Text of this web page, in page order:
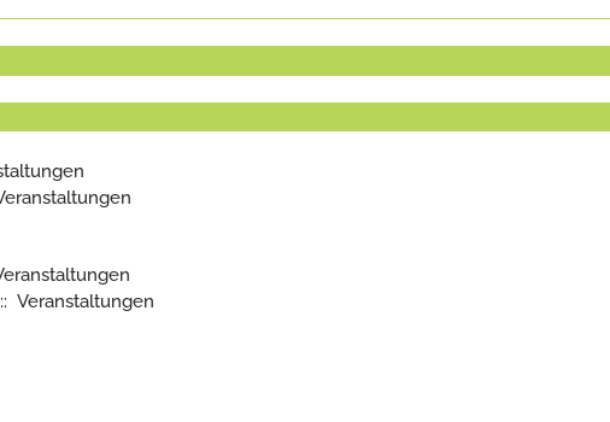
:: Veranstaltungen